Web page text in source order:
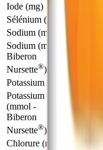
Iode (mg)
Sélénium (mg)
Sodium (mg)
Sodium (mmol -
Biberon
Nursette®)
Potassium (mg) 75
Potassium
(mmol -
Biberon
Nursette®)
1,9
Chlorure (mg) 58